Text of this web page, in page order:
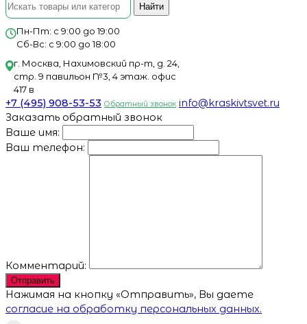
Найти
Пн-Пт: с 9:00 до 19:00
Сб-Вс: с 9:00 до 18:00
г. Москва, Нахимовский пр-т, д. 24,
стр. 9 павильон №3, 4 этаж. офис
417 в
+7 (495) 908-53-53 Обратный звонок info@kraskivtsvet.ru
Заказать обратный звонок
Ваше имя:
Ваш телефон:
Комментарий:
Отправить
Нажимая на кнопку «Отправить», Вы даете
согласие на обработку персональных данных.